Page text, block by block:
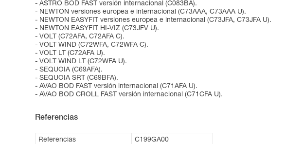
- ASTRO BOD FAST versión internacional (C083BA).
- NEWTON versiones europea e internacional (C73AAA, C73AAA U).
- NEWTON EASYFIT versiones europea e internacional (C73JFA, C73JFA U).
- NEWTON EASYFIT HI-VIZ (C73JFV U).
- VOLT (C72AFA, C72AFA C).
- VOLT WIND (C72WFA, C72WFA C).
- VOLT LT (C72AFA U).
- VOLT WIND LT (C72WFA U).
- SEQUOIA (C69AFA).
- SEQUOIA SRT (C69BFA).
- AVAO BOD FAST versión internacional (C71AFA U).
- AVAO BOD CROLL FAST versión internacional (C71CFA U).
Referencias
Referencias
C199GA00